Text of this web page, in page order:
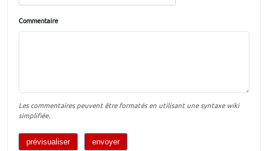
Commentaire
Les commentaires peuvent être formatés en utilisant une syntaxe wiki
simplifiée.